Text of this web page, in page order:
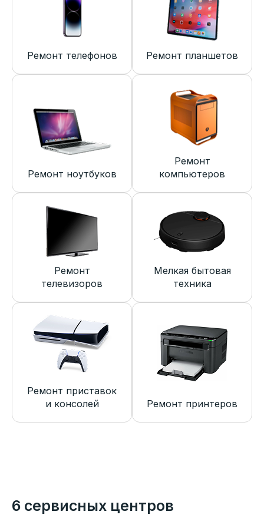
Ремонт телефонов Ремонт планшетов
Ремонт ноутбуков
Ремонт
компьютеров
Ремонт
телевизоров
Мелкая бытовая
техника
Ремонт приставок
и консолей
Ремонт принтеров
6 сервисных центров